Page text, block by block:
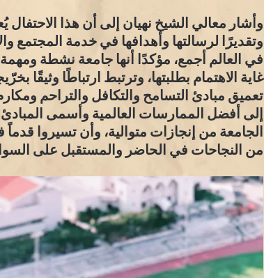
وأشار معالي الشيخ نهيان إلى أن هذا الاحتفال
وتقديرًا لرسالتها وأهدافها في خدمة المجتمع
في العالم أجمع، مؤكدًا أنها جامعة نشطة
غاية الاهتمام بطلبتها، وترتبط ارتباطًا
تعميق مبادئ التسامح والتكافل والتراحم
إلى أفضل الممارسات العالمية وأسمى
الجامعة من إنجازات متوالية، وأن تسيروا
من النجاحات في الحاضر والمستقبل على